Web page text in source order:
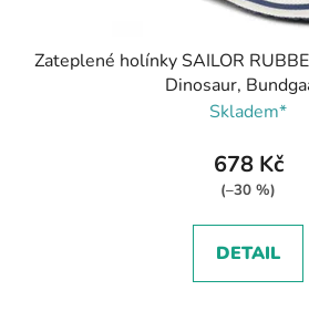
Zateplené holínky SAILOR
Dinosaur,
Skladem*
678 Kč
(–30 %)
DETAIL